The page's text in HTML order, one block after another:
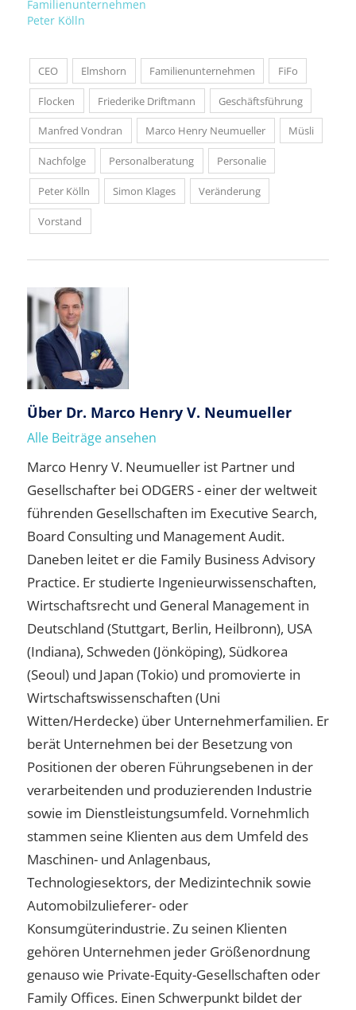
Familienunternehmen
Peter Kölln
CEO Elmshorn Familienunternehmen FiFo
Flocken Friederike Driftmann Geschäftsführung
Manfred Vondran Marco Henry Neumueller Müsli
Nachfolge Personalberatung Personalie
Peter Kölln Simon Klages Veränderung
Vorstand
Über Dr. Marco Henry V. Neumueller
Alle Beiträge ansehen
Marco Henry V. Neumueller ist Partner und
Gesellschafter bei ODGERS - einer der weltweit
führenden Gesellschaften im Executive Search,
Board Consulting und Management Audit.
Daneben leitet er die Family Business Advisory
Practice. Er studierte Ingenieurwissenschaften,
Wirtschaftsrecht und General Management in
Deutschland (Stuttgart, Berlin, Heilbronn), USA
(Indiana), Schweden (Jönköping), Südkorea
(Seoul) und Japan (Tokio) und promovierte in
Wirtschaftswissenschaften (Uni
Witten/Herdecke) über Unternehmerfamilien. Er
berät Unternehmen bei der Besetzung von
Positionen der oberen Führungsebenen in der
verarbeitenden und produzierenden Industrie
sowie im Dienstleistungsumfeld. Vornehmlich
stammen seine Klienten aus dem Umfeld des
Maschinen- und Anlagenbaus,
Technologiesektors, der Medizintechnik sowie
Automobilzulieferer- oder
Konsumgüterindustrie. Zu seinen Klienten
gehören Unternehmen jeder Größenordnung
genauso wie Private-Equity-Gesellschaften oder
Family Offices. Einen Schwerpunkt bildet der